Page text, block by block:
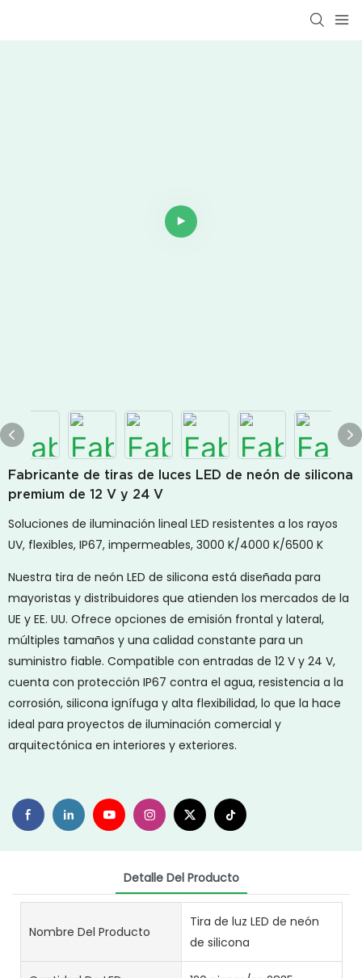
Fabricante de tiras de luces LED de neón de silicona
premium de 12 V y 24 V
Soluciones de iluminación lineal LED resistentes a los rayos
UV, flexibles, IP67, impermeables, 3000 K/4000 K/6500 K
Nuestra tira de neón LED de silicona está diseñada para
mayoristas y distribuidores que atienden los mercados de la
UE y EE. UU. Ofrece opciones de emisión frontal y lateral,
múltiples tamaños y una calidad constante para un
suministro fiable. Compatible con entradas de 12 V y 24 V,
cuenta con protección IP67 contra el agua, resistencia a la
corrosión, silicona ignífuga y alta flexibilidad, lo que la hace
ideal para proyectos de iluminación comercial y
arquitectónica en interiores y exteriores.
Detalle Del Producto
Nombre Del Producto
Tira de luz LED de neón
de silicona